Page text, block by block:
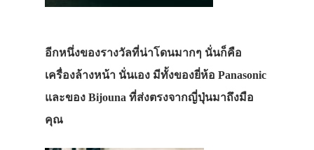
อีกหนึ่งของรางวัลที่น่าโดนมากๆ นั่นก็คือ
เครื่องล้างหน้า นั่นเอง มีทั้งของยี่ห้อ Panasonic
และของ Bijouna ที่ส่งตรงจากญี่ปุ่นมาถึงมือ
คุณ